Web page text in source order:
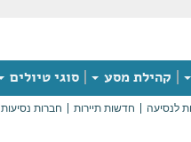
קהילת מסע סוגי טיולים
לנסיעה חדשות תיירות חברות נסיעות